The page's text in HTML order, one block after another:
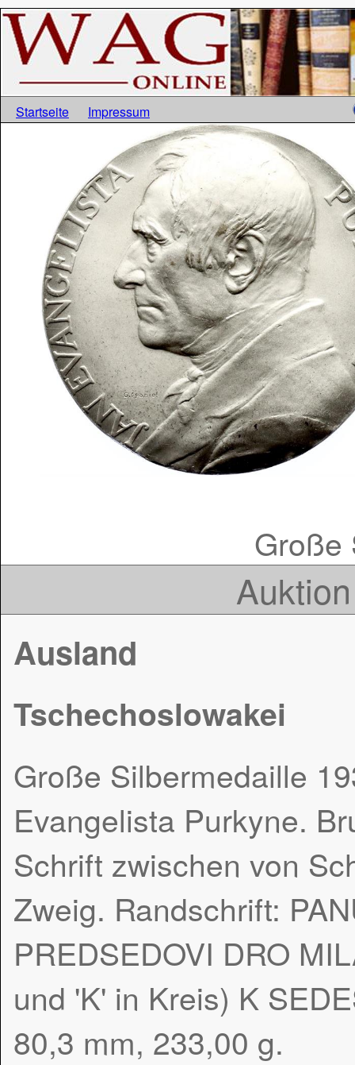
Startseite Impressum
Große
Ausland
Tschechoslowakei
Große Silbermedaille
Evangelista Purkyne.
Schrift zwischen von
Zweig. Randschrift:
PREDSEDOVI DRO
und 'K' in Kreis) K
80,3 mm, 233,00 g.